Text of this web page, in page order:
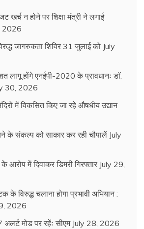
खर्च न होने पर शिक्षा मंत्री ने लगाई
2026
जागरुकता शिविर 31 जुलाई को July
लागू होंगे एनईपी-2020 के प्रावधानः डाॅ.
30, 2026
में विकसित किए जा रहे औषधीय उद्यान
संकल्प को साकार कर रही चौपालें July
आरोप में दिवाकर डिमरी गिरफ्तार July 29,
के विरुद्ध चलाना होगा प्रभावी अभियान :
2026
मोड पर रहेंः सीएम July 28, 2026